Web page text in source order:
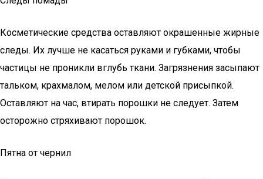
Косметические средства оставляют окрашенные жирные
следы. Их лучше не касаться руками и губками, чтобы
частицы не проникли вглубь ткани. Загрязнения засыпают
тальком, крахмалом, мелом или детской присыпкой.
Оставляют на час, втирать порошки не следует. Затем
осторожно стряхивают порошок.
Пятна от чернил